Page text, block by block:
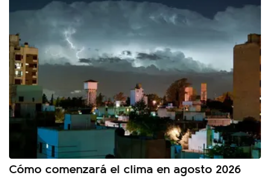
Cómo comenzará el clima en agosto 2026